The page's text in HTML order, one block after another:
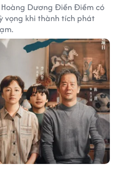
Dương Điền Điềm có
vọng khi thành tích phát